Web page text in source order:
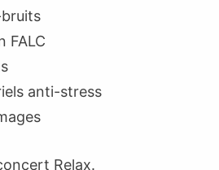
FALC
anti-stress
Relax.